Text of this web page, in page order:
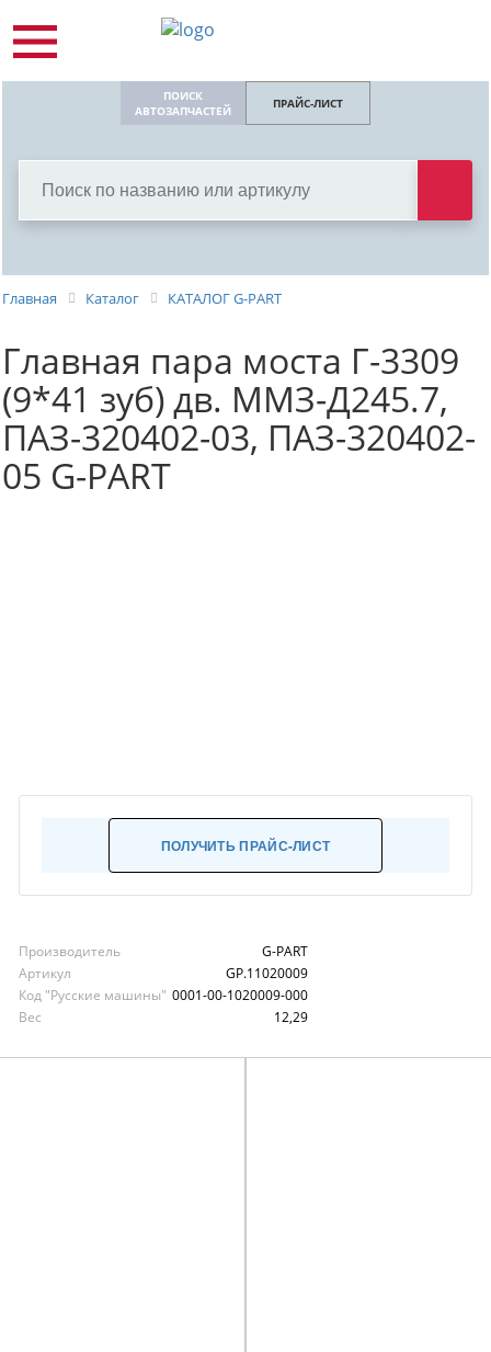
ПОИСК
АВТОЗАПЧАСТЕЙ
ПРАЙС-ЛИСТ
Главная Каталог КАТАЛОГ G-PART
Главная пара моста Г-3309
(9*41 зуб) дв. ММЗ-Д245.7,
ПАЗ-320402-03, ПАЗ-320402-
05 G-PART
ПОЛУЧИТЬ ПРАЙС-ЛИСТ
Производитель
G-PART
Артикул
GP.11020009
Код "Русские машины" 0001-00-1020009-000
Вес
12,29